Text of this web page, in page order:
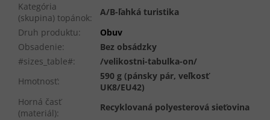
Kategória
(skupina) topánok:
A/B-ľahká turistika
Druh produktu:
Obuv
Obsadenie:
Bez obsádzky
#sizes_table#:
/velikostni-tabulka-on/
Hmotnosť:
590 g (pánsky pár, veľkosť
UK8/EU42)
Horná časť
(materiál):
Recyklovaná polyesterová sieťovina